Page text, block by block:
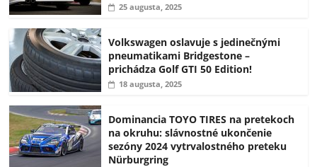
25 augusta, 2025
Volkswagen oslavuje s jedinečnými
pneumatikami Bridgestone –
prichádza Golf GTI 50 Edition!
18 augusta, 2025
Dominancia TOYO TIRES na pretekoch
na okruhu: slávnostné ukončenie
sezóny 2024 vytrvalostného preteku
Nürburgring